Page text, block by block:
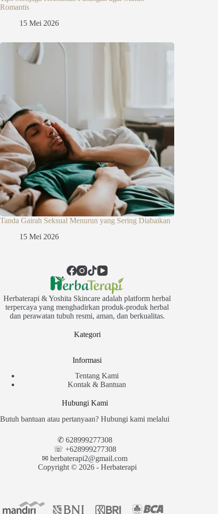
Romantis
15 Mei 2026
Tanda Gairah Seksual Menurun yang Sering Diabaikan
15 Mei 2026
Herbaterapi & Yoshita Skincare adalah platform herbal
terpercaya yang menghadirkan produk-produk herbal
dan perawatan tubuh resmi, aman, dan berkualitas.
Kategori
Informasi
Tentang Kami
Kontak & Bantuan
Hubungi Kami
Butuh bantuan atau pertanyaan? Hubungi kami melalui
✆ 628999277308
☏ +628999277308
✉︎ herbaterapi2@gmail.com
Copyright © 2026 - Herbaterapi